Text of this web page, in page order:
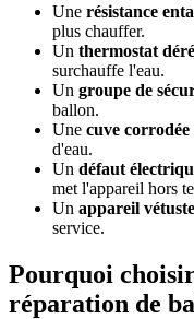
Une résistance
plus chauffer.
Un thermostat
surchauffe l'eau.
Un groupe de
ballon.
Une cuve corrodée
d'eau.
Un défaut
met l'appareil hors
Un appareil vétuste
service.
Pourquoi
réparation de